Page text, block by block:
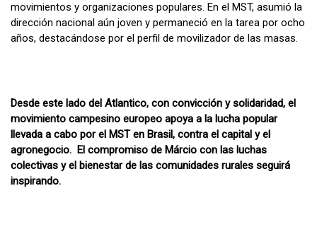
movimientos y organizaciones populares. En el MST, asumió la
dirección nacional aún joven y permaneció en la tarea por ocho
años, destacándose por el perfil de movilizador de las masas.
Desde este lado del Atlantico, con convicción y solidaridad, el
movimiento campesino europeo apoya a la lucha popular
llevada a cabo por el MST en Brasil, contra el capital y el
agronegocio. El compromiso de Márcio con las luchas
colectivas y el bienestar de las comunidades rurales seguirá
inspirando.